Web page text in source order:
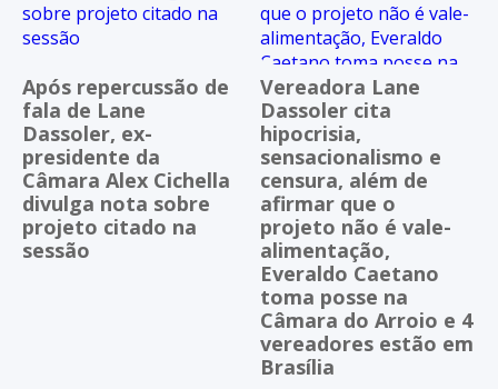
Após repercussão de
fala de Lane
Dassoler, ex-
presidente da
Câmara Alex Cichella
divulga nota sobre
projeto citado na
sessão
Vereadora Lane
Dassoler cita
hipocrisia,
sensacionalismo e
censura, além de
afirmar que o
projeto não é vale-
alimentação,
Everaldo Caetano
toma posse na
Câmara do Arroio e 4
vereadores estão em
Brasília